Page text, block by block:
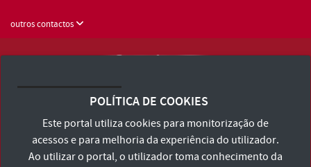
outros contactos
Consulte os Termos e Condições e Política de Privacidade
Declaração de Acessibilidade
POLÍTICA DE COOKIES
Este portal utiliza cookies para monitorização de
acessos e para melhoria da experiência do utilizador.
Ao utilizar o portal, o utilizador toma conhecimento da